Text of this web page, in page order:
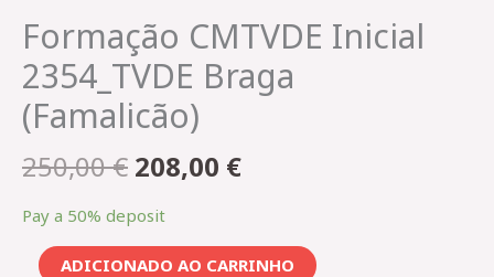
Formação CMTVDE Inicial
2354_TVDE Braga
(Famalicão)
250,00€ 208,00 €
Pay a 50% deposit
ADICIONADO AO CARRINHO